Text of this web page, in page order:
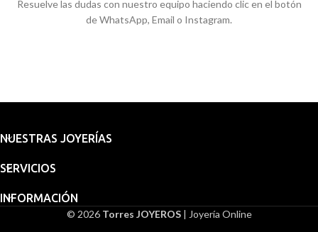
Resuelve las dudas con nuestro equipo haciendo clic en el botón
de WhatsApp, Email o Instagram.
NUESTRAS JOYERÍAS
SERVICIOS
INFORMACIÓN
© 2026 Torres JOYEROS| Joyería Online